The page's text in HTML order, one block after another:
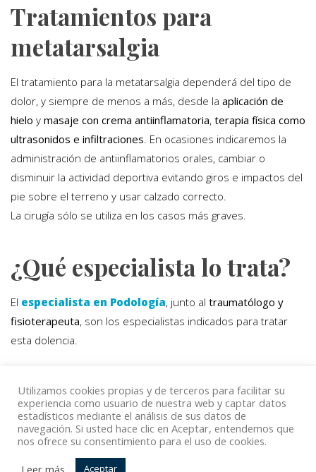
Tratamientos para
metatarsalgia
El tratamiento para la metatarsalgia dependerá del tipo de
dolor, y siempre de menos a más, desde la aplicación de
hielo y masaje con crema antiinflamatoria, terapia física como
ultrasonidos e infiltraciones. En ocasiones indicaremos la
administración de antiinflamatorios orales, cambiar o
disminuir la actividad deportiva evitando giros e impactos del
pie sobre el terreno y usar calzado correcto.
La cirugía sólo se utiliza en los casos más graves.
¿Qué especialista lo trata?
El especialista en Podología, junto al traumatólogo y
fisioterapeuta, son los especialistas indicados para tratar
esta dolencia.
Volver
© Copyright Top Doctors 2020. All Right Reserved. Designed
Utilizamos cookies propias y de terceros para facilitar su
experiencia como usuario de nuestra web y captar datos
estadísticos mediante el análisis de sus datos de
navegación. Si usted hace clic en Aceptar, entendemos que
nos ofrece su consentimiento para el uso de cookies.
Leer más
Aceptar